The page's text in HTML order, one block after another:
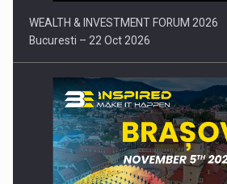
WEALTH & INVESTMENT FORUM 2026
Bucuresti – 22 Oct 2026